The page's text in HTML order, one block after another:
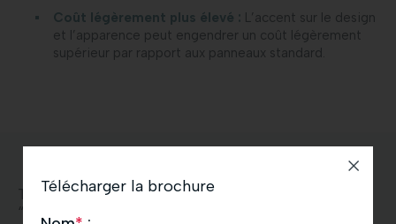
Coût légèrement plus élevé : L’accent sur le design
et l’apparence peut engendrer un coût légèrement
supérieur par rapport aux panneaux standard.
Types de Bâtiments Adaptés avec les panneaux
“Mono” :
Télécharger la brochure